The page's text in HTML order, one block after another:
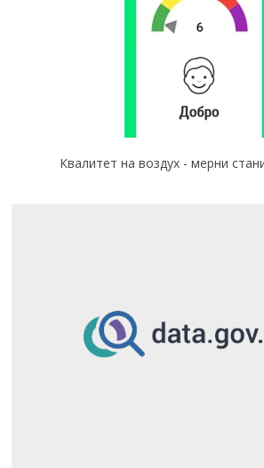
Квалитет на воздух - мерни